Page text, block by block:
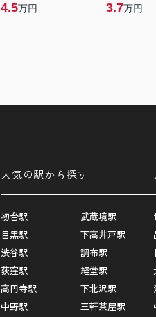
4.5万円 3.7万円
人気の駅から探す
初台駅
目黒駅
渋谷駅
荻窪駅
高円寺駅
中野駅
武蔵境駅
下高井戸駅
調布駅
経堂駅
下北沢駅
三軒茶屋駅